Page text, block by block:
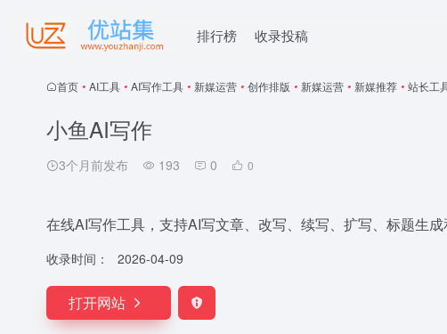
排行榜 收录投稿
首页 • AI工具 • AI写作工具 • 新媒运营 • 创作排版 • 新媒运营 • 新媒推荐 • 站长工
小鱼AI写作
3个月前发布 193 0 0
在线AI写作工具，支持AI写文章、改写、续写、扩写、标题生
收录时间： 2026-04-09
打开网站